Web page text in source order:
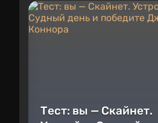
Тест: вы — Скайнет.